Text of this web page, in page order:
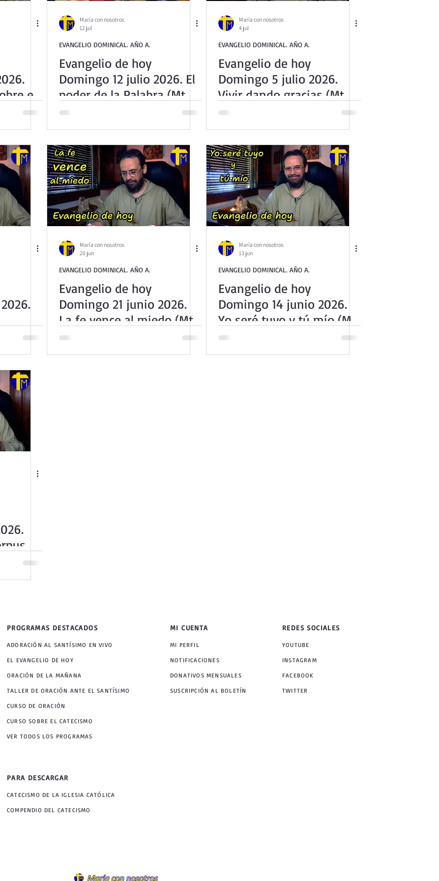
el
43)
María con nosotros
12 jul
EVANGELIO DOMINICAL. AÑO A.
Evangelio de hoy
Domingo 12 julio 2026. El
poder de la Palabra (Mt
13,1-23)
María con nosotros
4 jul
EVANGELIO DOMINICAL. AÑO A.
Evangelio de hoy
Domingo 5 julio 2026.
Vivir dando gracias (Mt
11,25-30)
(Mt
María con nosotros
20 jun
EVANGELIO DOMINICAL. AÑO A.
Evangelio de hoy
Domingo 21 junio 2026.
La fe vence al miedo (Mt
10,26-33)
María con nosotros
13 jun
EVANGELIO DOMINICAL. AÑO A.
Evangelio de hoy
Domingo 14 junio 2026.
Yo seré tuyo y tú mío (Mt
9,36-10,8)
PROGRAMAS DESTACADOS
ADORACIÓN AL SANTÍSIMO EN VIVO
EL EVANGELIO DE HOY
ORACIÓN DE LA MAÑANA
TALLER DE ORACIÓN ANTE EL SANTÍSIMO
MI CUENTA
MI PERFIL
NOTIFICACIONES
DONATIVOS MENSUALES
SUSCRIPCIÓN AL BOLETÍN
REDES SOCIALES
YOUTUBE
INSTAGRAM
FACEBOOK
TWITTER
CURSO DE ORACIÓN
CURSO SOBRE EL CATECISMO
VER TODOS LOS PROGRAMAS
PARA DESCARGAR
CATECISMO DE LA IGLESIA CATÓLICA
COMPENDIO DEL CATECISMO